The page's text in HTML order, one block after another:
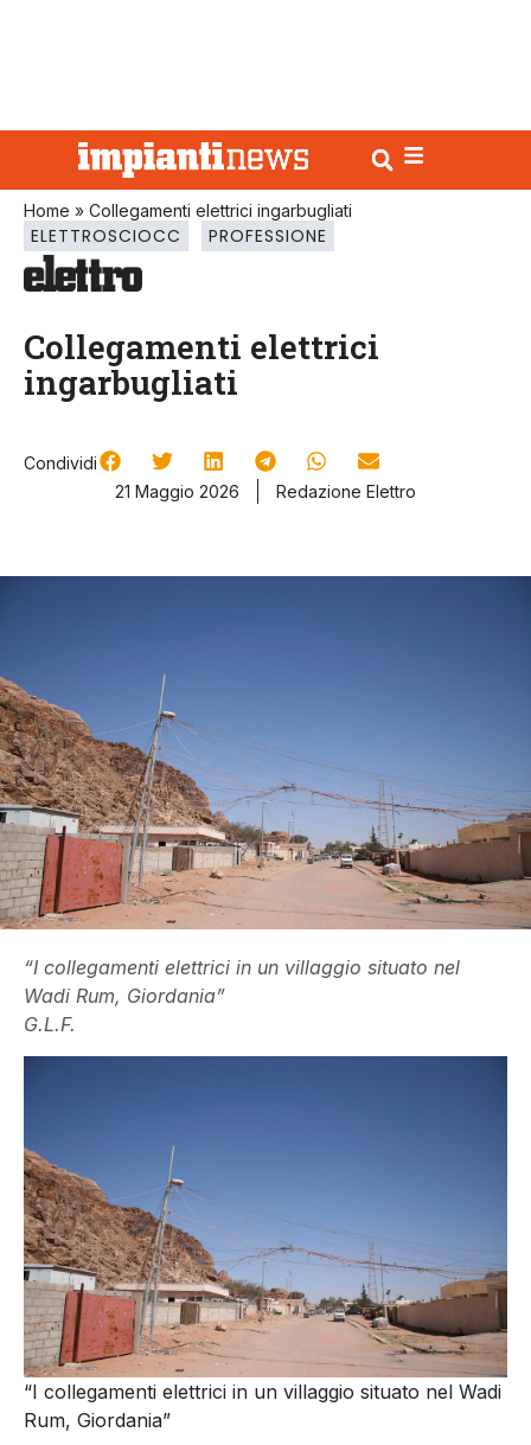
Home » Collegamenti elettrici ingarbugliati
ELETTROSCIOCC PROFESSIONE
Collegamenti elettrici
ingarbugliati
Condividi
21 Maggio 2026
Redazione Elettro
“I collegamenti elettrici in un villaggio situato nel
Wadi Rum, Giordania”
G.L.F.
“I collegamenti elettrici in un villaggio situato nel Wadi
Rum, Giordania”